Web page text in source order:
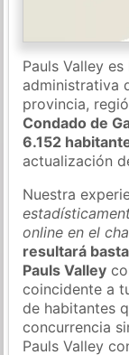
Pauls Valley
administrativa
provincia,
Condado de
6.152
actualización
Nuestra
online en el
resultará
Pauls Valley
coincidente a
de habitantes
concurrencia
Pauls Valley